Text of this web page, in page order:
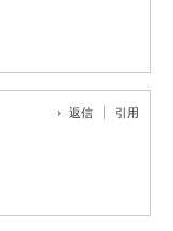
返信 引用